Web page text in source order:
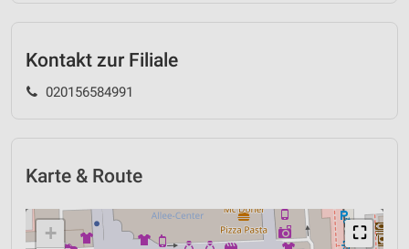
Kontakt zur Filiale
020156584991
Karte & Route
⛶
+